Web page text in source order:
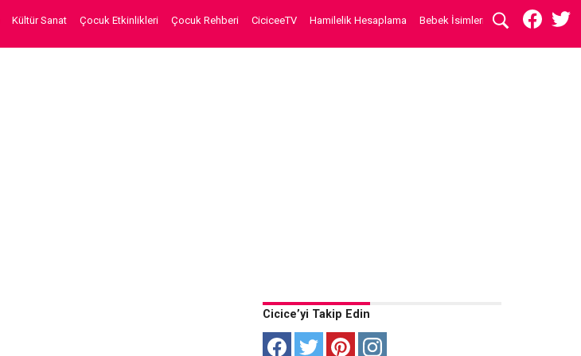
Kültür Sanat Çocuk Etkinlikleri Çocuk Rehberi CiciceeTV Hamilelik Hesaplama Bebek İsimleri
Cicice’yi Takip Edin